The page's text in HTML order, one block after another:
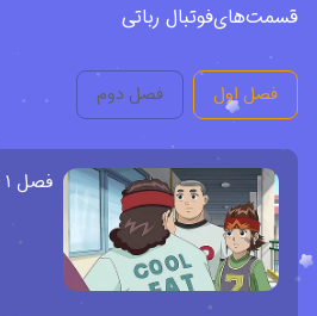
قسمت‌هایفوتبال رباتی
فصل اول فصل دوم
فصل ۱ قسمت ۱